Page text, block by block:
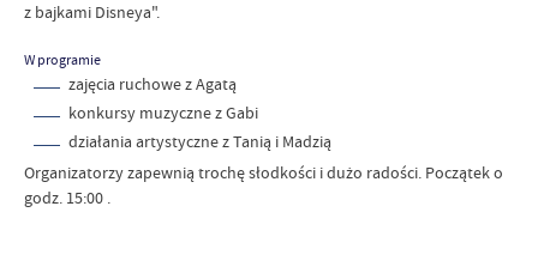
z bajkami Disneya".
W programie
zajęcia ruchowe z Agatą
konkursy muzyczne z Gabi
działania artystyczne z Tanią i Madzią
Organizatorzy zapewnią trochę słodkości i dużo radości. Początek o
godz. 15:00 .